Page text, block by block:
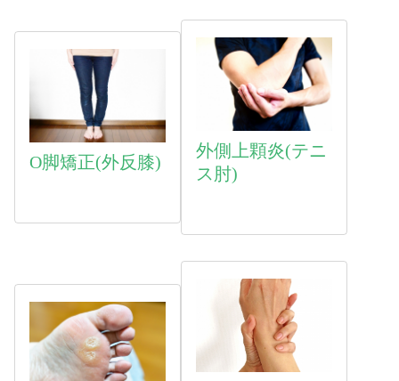
O脚矯正(外反膝)
外側上顆炎(テニ
ス肘)